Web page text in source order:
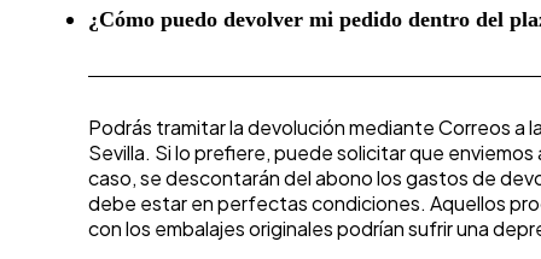
¿Cómo puedo devolver mi pedido dentro del
Podrás tramitar la devolución mediante Correos a
Sevilla. Si lo prefiere, puede solicitar que
caso, se descontarán del abono los gastos de
debe estar en perfectas condiciones. Aquellos
con los embalajes originales podrían sufrir una